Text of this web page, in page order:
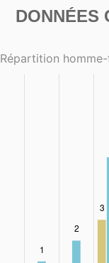
DONNÉES
Répartition